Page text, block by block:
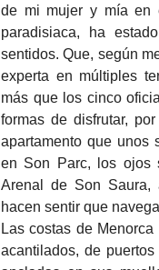
de mi mujer y mía en
paradisiaca, ha
sentidos. Que, según
experta en múltiples
más que los cinco
formas de disfrutar,
apartamento que unos
en Son Parc, los ojos
Arenal de Son Saura,
hacen sentir que
Las costas de
acantilados, de